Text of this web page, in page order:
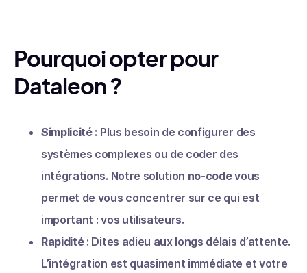
Pourquoi opter pour
Dataleon ?
Simplicité: Plus besoin de configurer des
systèmes complexes ou de coder des
intégrations. Notre solution no-codevous
permet de vous concentrer sur ce qui est
important : vos utilisateurs.
Rapidité: Dites adieu aux longs délais d’attente.
L’intégration est quasiment immédiate et votre